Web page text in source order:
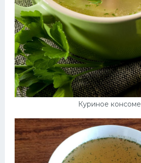
Куриное консоме